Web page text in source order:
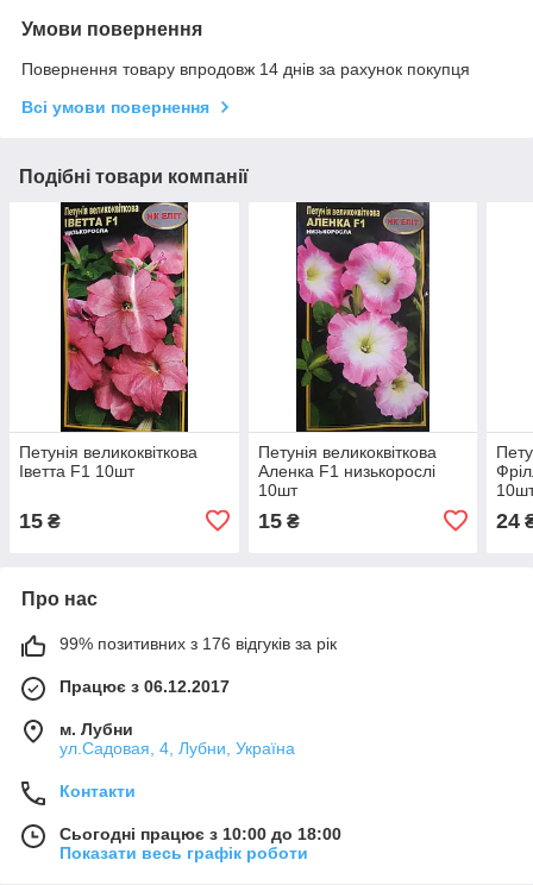
Умови повернення
Повернення товару впродовж 14 днів за рахунок покупця
Всі умови повернення
Подібні товари компанії
Петунія великоквіткова
Іветта F1 10шт
15 ₴
Петунія великоквіткова
Аленка F1 низькорослі
10шт
15₴ 24
Про нас
99% позитивних з 176 відгуків за рік
Працює з 06.12.2017
м. Лубни
ул.Садовая, 4, Лубни, Україна
Контакти
Сьогодні працює з 10:00 до 18:00
Показати весь графік роботи